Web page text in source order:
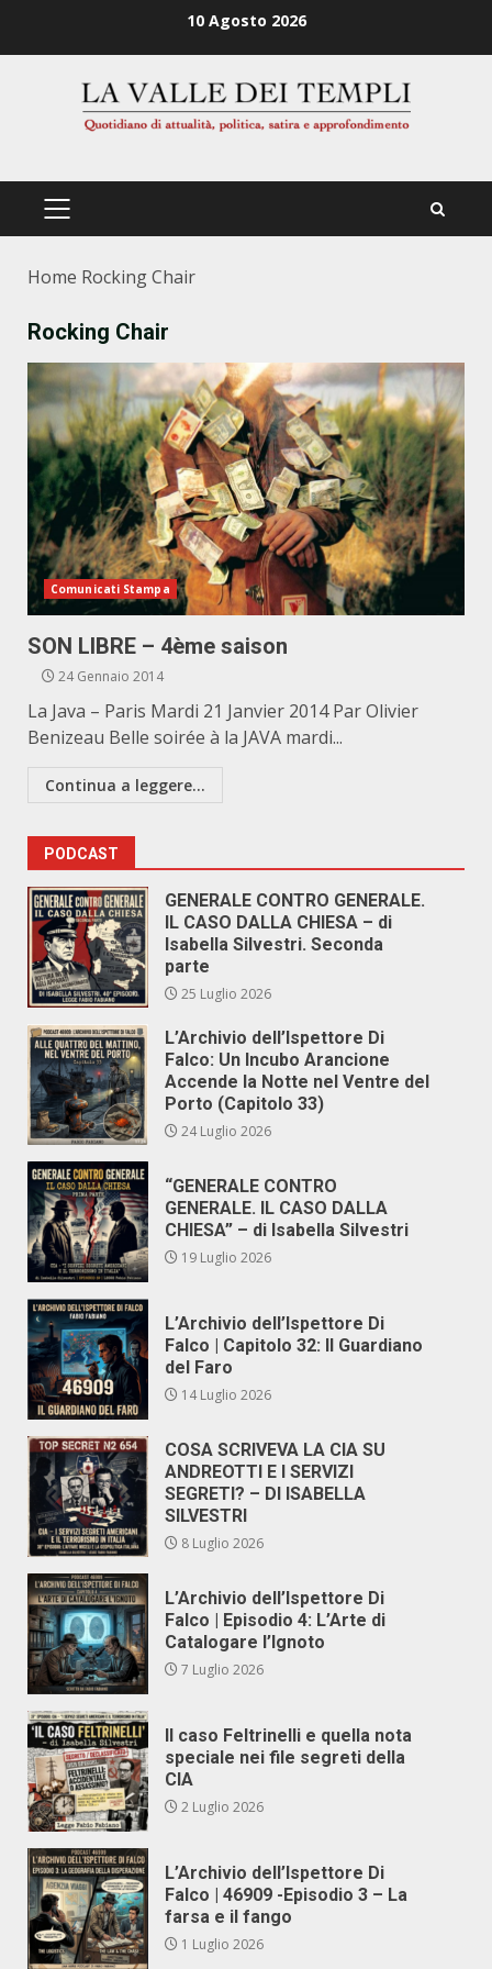
10 Agosto 2026
PRIMÄRES
Home Rocking Chair
Rocking Chair
Comunicati Stampa
SON LIBRE – 4ème saison
24 Gennaio 2014
La Java – Paris Mardi 21 Janvier 2014 Par Olivier
Benizeau Belle soirée à la JAVA mardi...
Continua a leggere...
PODCAST
GENERALE CONTRO GENERALE.
IL CASO DALLA CHIESA – di
Isabella Silvestri. Seconda
parte
25 Luglio 2026
L’Archivio dell’Ispettore Di
Falco: Un Incubo Arancione
Accende la Notte nel Ventre del
Porto (Capitolo 33)
24 Luglio 2026
“GENERALE CONTRO
GENERALE. IL CASO DALLA
CHIESA” – di Isabella Silvestri
19 Luglio 2026
L’Archivio dell’Ispettore Di
Falco | Capitolo 32: Il Guardiano
del Faro
14 Luglio 2026
COSA SCRIVEVA LA CIA SU
ANDREOTTI E I SERVIZI
SEGRETI? – DI ISABELLA
SILVESTRI
8 Luglio 2026
L’Archivio dell’Ispettore Di
Falco | Episodio 4: L’Arte di
Catalogare l’Ignoto
7 Luglio 2026
Il caso Feltrinelli e quella nota
speciale nei file segreti della
CIA
2 Luglio 2026
L’Archivio dell’Ispettore Di
Falco | 46909 -Episodio 3 – La
farsa e il fango
1 Luglio 2026